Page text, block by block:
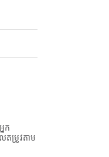
ក
តម្រូវតាម